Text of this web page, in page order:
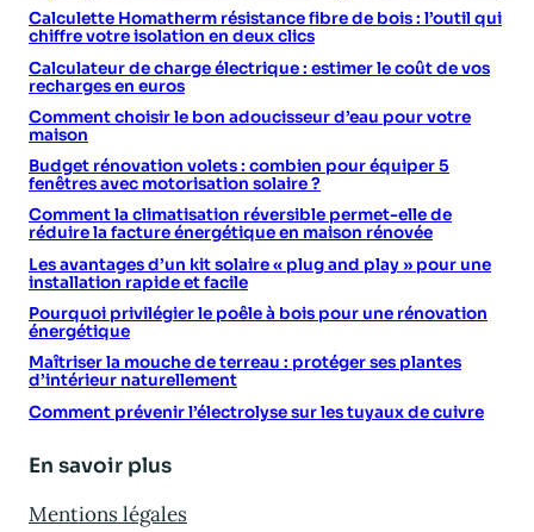
Calculette Homatherm résistance fibre de bois : l’outil qui
chiffre votre isolation en deux clics
Calculateur de charge électrique : estimer le coût de vos
recharges en euros
Comment choisir le bon adoucisseur d’eau pour votre
maison
Budget rénovation volets : combien pour équiper 5
fenêtres avec motorisation solaire ?
Comment la climatisation réversible permet-elle de
réduire la facture énergétique en maison rénovée
Les avantages d’un kit solaire « plug and play » pour une
installation rapide et facile
Pourquoi privilégier le poêle à bois pour une rénovation
énergétique
Maîtriser la mouche de terreau : protéger ses plantes
d’intérieur naturellement
Comment prévenir l’électrolyse sur les tuyaux de cuivre
En savoir plus
Mentions légales